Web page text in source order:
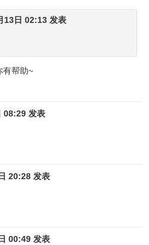
13日 02:13 发表
有帮助~
08:29 发表
20:28 发表
00:49 发表